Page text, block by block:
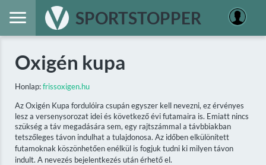
SPORTSTOPPER
Oxigén kupa
Honlap:frissoxigen.hu
Az Oxigén Kupa fordulóira csupán egyszer kell nevezni, ez érvényes
lesz a versenysorozat idei és következő évi futamaira is. Emiatt nincs
szükség a táv megadására sem, egy rajtszámmal a távbbiakban
tetszőleges távon indulhat a tulajdonosa. Az időben elkülönített
futamoknak köszönhetően enélkül is fogjuk tudni ki milyen távon
indult. A nevezés bejelentkezés után érhető el.